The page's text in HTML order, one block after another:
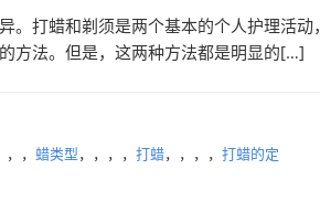
打蜡和剃须是两个基本的个人护理活动，
方法。但是，这两种方法都是明显的[…]
， 蜡类型，，，， 打蜡，，，， 打蜡的定